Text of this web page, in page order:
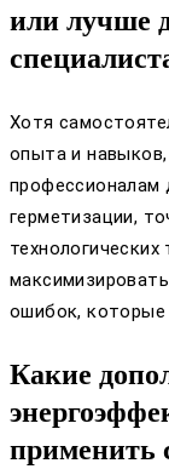
или лучше
Хотя
опыта и
профессионалам
герметизации,
ошибок, которые
Какие
применить